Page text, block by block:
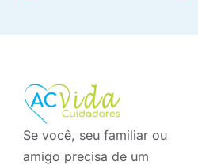
Se você, seu familiar ou
amigo precisa de um